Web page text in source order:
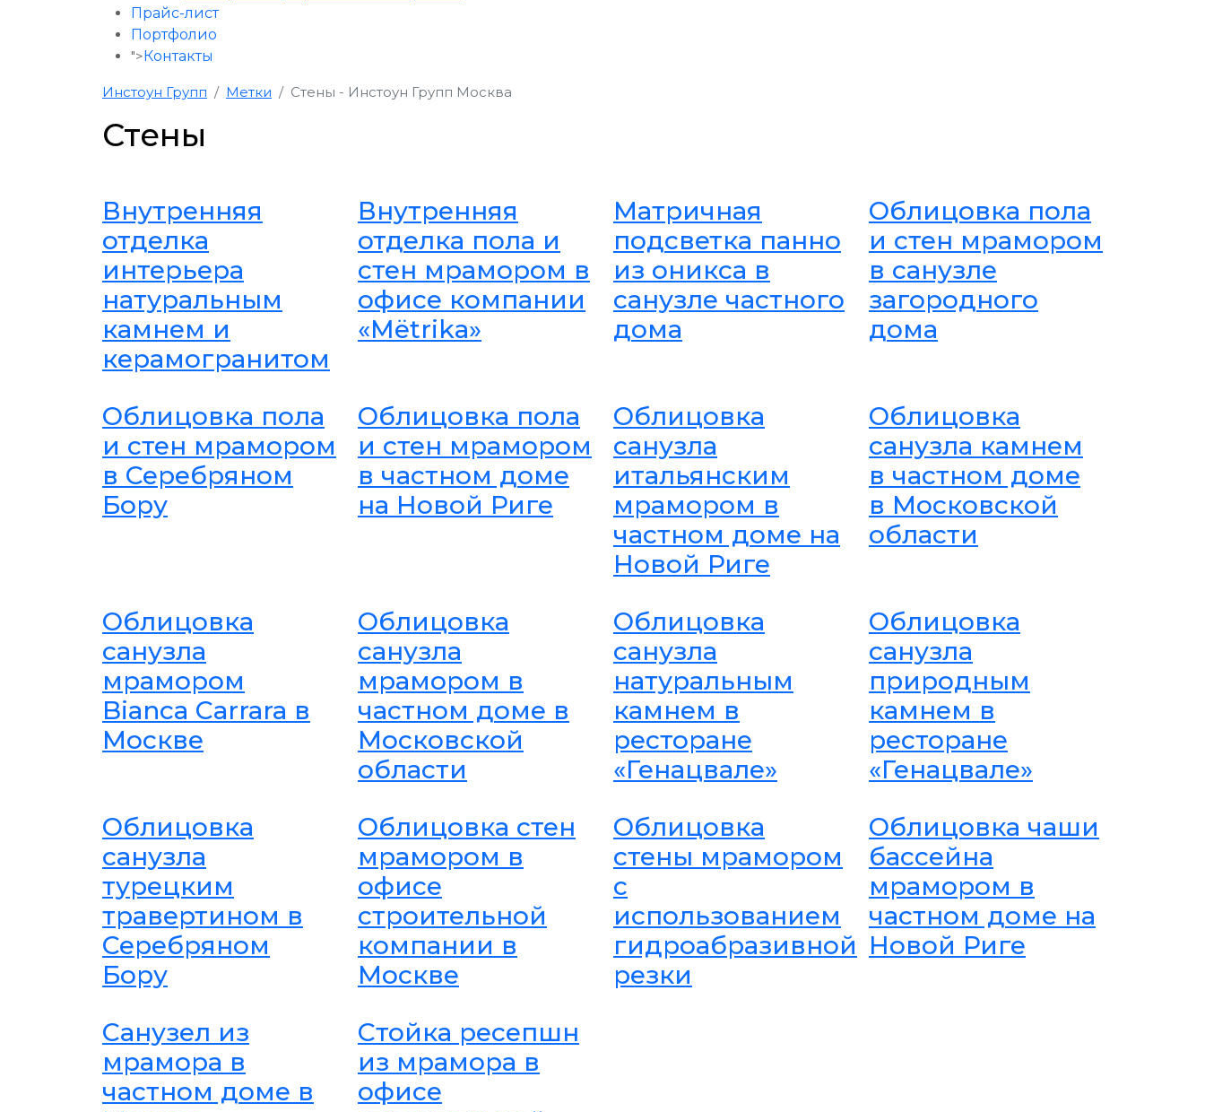
Прайс-лист
Портфолио
">Контакты
Инстоун Групп Метки Стены - Инстоун Групп Москва
Стены
Внутренняя
отделка
интерьера
натуральным
камнем и
керамогранитом
Внутренняя
отделка пола и
стен мрамором в
офисе компании
«Mёtrika»
Матричная
подсветка панно
из оникса в
санузле частного
дома
Облицовка пола
и стен мрамором
в санузле
загородного
дома
Облицовка пола
и стен мрамором
в Серебряном
Бору
Облицовка пола
и стен мрамором
в частном доме
на Новой Риге
Облицовка
санузла
итальянским
мрамором в
частном доме на
Новой Риге
Облицовка
санузла камнем
в частном доме
в Московской
области
Облицовка
санузла
мрамором
Bianca Carrara в
Москве
Облицовка
санузла
мрамором в
частном доме в
Московской
области
Облицовка
санузла
натуральным
камнем в
ресторане
«Генацвале»
Облицовка
санузла
природным
камнем в
ресторане
«Генацвале»
Облицовка
санузла
турецким
травертином в
Серебряном
Бору
Облицовка стен
мрамором в
офисе
строительной
компании в
Москве
Облицовка
стены мрамором
с
использованием
гидроабразивной
резки
Облицовка чаши
бассейна
мрамором в
частном доме на
Новой Риге
Санузел из
мрамора в
частном доме в
Стойка ресепшн
из мрамора в
офисе